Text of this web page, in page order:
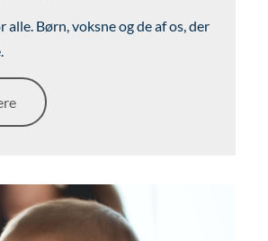
alle. Børn, voksne og de af os, der